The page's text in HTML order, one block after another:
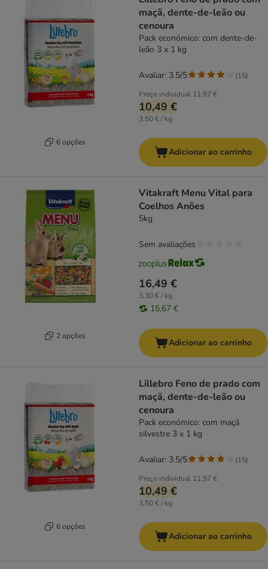
6 opções
maçã, dente-de-leão ou
cenoura
Pack económico: com dente-de-
leão 3 x 1 kg
Preço individual 11,97 €
10,49 €
3,50 € / kg
Avaliar: 3.5/5 (15)
Adicionar ao carrinho
2 opções
Vitakraft Menu Vital para
Coelhos Anões
5kg
16,49 €
3,30 € / kg
15,67 €
Sem avaliações
Adicionar ao carrinho
6 opções
Lillebro Feno de prado com
maçã, dente-de-leão ou
cenoura
Pack económico: com maçã
silvestre 3 x 1 kg
Preço individual 11,97 €
10,49 €
3,50 € / kg
Avaliar: 3.5/5 (15)
Adicionar ao carrinho